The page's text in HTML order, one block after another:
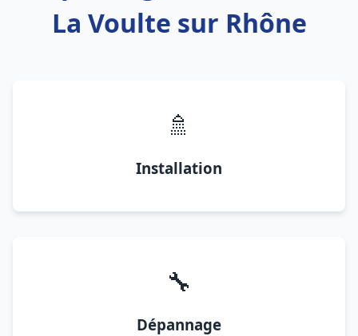
La Voulte sur Rhône
🚿
Installation
🔧
Dépannage